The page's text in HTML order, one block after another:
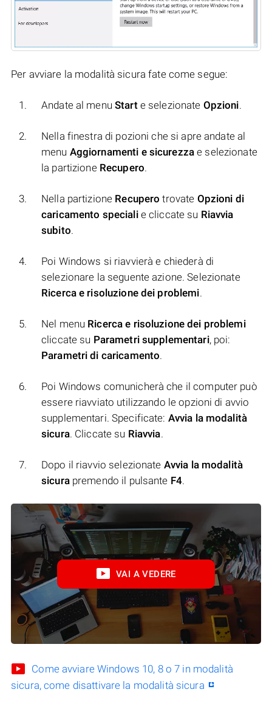
Per avviare la modalità sicura fate come segue:
Andate al menu Starte selezionate Opzioni.
Nella finestra di pozioni che si apre andate al
menu Aggiornamenti e sicurezza e selezionate
la partizione Recupero.
Nella partizione Recupero trovate Opzioni di
caricamento specialie cliccate su Riavvia
subito.
Poi Windows si riavvierà e chiederà di
selezionare la seguente azione. Selezionate
Ricerca e risoluzione dei problemi.
Nel menu Ricerca e risoluzione dei problemi
cliccate su Parametri supplementari, poi:
Parametri di caricamento.
Poi Windows comunicherà che il computer può
essere riavviato utilizzando le opzioni di avvio
supplementari. Specificate: Avvia la modalità
sicura. Cliccate su Riavvia.
Dopo il riavvio selezionate Avvia la modalità
sicurapremendo il pulsante F4.
VAI A VEDERE
Come avviare Windows 10, 8 o 7 in modalità
sicura, come disattivare la modalità sicura